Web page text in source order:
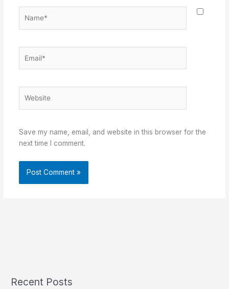
Save my name, email, and website in this browser for the
next time I comment.
Recent Posts